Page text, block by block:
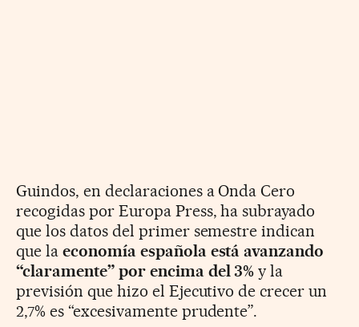
Guindos, en declaraciones a Onda Cero
recogidas por Europa Press, ha subrayado
que los datos del primer semestre indican
que la economía española está avanzando
“claramente” por encima del 3% y la
previsión que hizo el Ejecutivo de crecer un
2,7% es “excesivamente prudente”.